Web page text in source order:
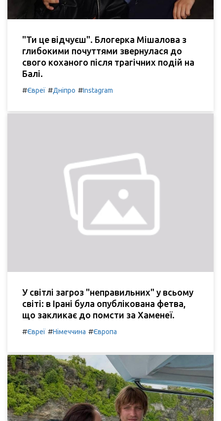
"Ти це відчуєш". Блогерка Мішалова з
глибокими почуттями звернулася до
свого коханого після трагічних подій на
Балі.
#Євреї #Дніпро #Instagram
У світлі загроз "неправильних" у всьому
світі: в Ірані була опублікована фетва,
що закликає до помсти за Хаменеї.
#Євреї #Німеччина #Європа